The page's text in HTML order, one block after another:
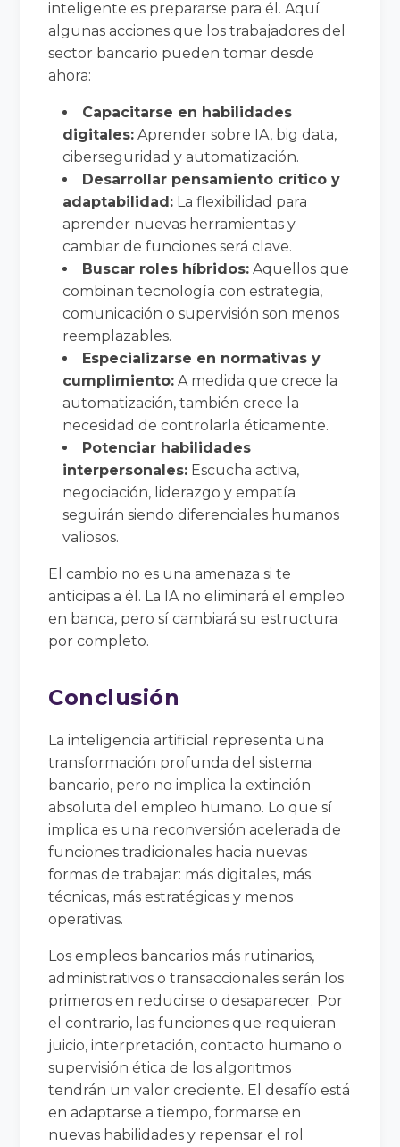
inteligente es prepararse para él. Aquí
algunas acciones que los trabajadores del
sector bancario pueden tomar desde
ahora:
Capacitarse en habilidades
digitales: Aprender sobre IA, big data,
ciberseguridad y automatización.
Desarrollar pensamiento crítico y
adaptabilidad: La flexibilidad para
aprender nuevas herramientas y
cambiar de funciones será clave.
Buscar roles híbridos: Aquellos que
combinan tecnología con estrategia,
comunicación o supervisión son menos
reemplazables.
Especializarse en normativas y
cumplimiento: A medida que crece la
automatización, también crece la
necesidad de controlarla éticamente.
Potenciar habilidades
interpersonales: Escucha activa,
negociación, liderazgo y empatía
seguirán siendo diferenciales humanos
valiosos.
El cambio no es una amenaza si te
anticipas a él. La IA no eliminará el empleo
en banca, pero sí cambiará su estructura
por completo.
Conclusión
La inteligencia artificial representa una
transformación profunda del sistema
bancario, pero no implica la extinción
absoluta del empleo humano. Lo que sí
implica es una reconversión acelerada de
funciones tradicionales hacia nuevas
formas de trabajar: más digitales, más
técnicas, más estratégicas y menos
operativas.
Los empleos bancarios más rutinarios,
administrativos o transaccionales serán los
primeros en reducirse o desaparecer. Por
el contrario, las funciones que requieran
juicio, interpretación, contacto humano o
supervisión ética de los algoritmos
tendrán un valor creciente. El desafío está
en adaptarse a tiempo, formarse en
nuevas habilidades y repensar el rol